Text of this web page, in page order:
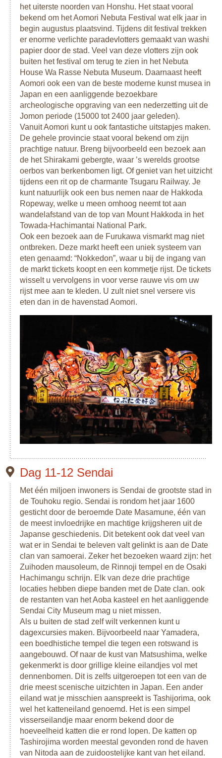
het uiterste noorden van Honshu. Het staat vooral
bekend om het Aomori Nebuta Festival wat elk jaar in
begin augustus plaatsvind. Tijdens dit festival trekken
er enorme verlichte paradevlotters gemaakt van washi
papier door de stad. Veel van deze vlotters zijn ook
buiten het festival om terug te zien in het Nebuta
House Wa Rasse Nebuta Museum. Daarnaast heeft
Aomori ook een van de beste moderne kunst musea in
Japan en een aanliggende bezoekbare
archeologische opgraving van een nederzetting uit de
Jomon periode (15000 tot 2400 jaar geleden).
Vanuit Aomori kunt u ook fantastiche uitstapjes maken.
De gehele provincie staat vooral bekend om zijn
prachtige natuur. Breng bijvoorbeeld een bezoek aan
de het Shirakami gebergte, waar ’s werelds grootse
oerbos van berkenbomen ligt. Of geniet van het uitzicht
tijdens een rit op de charmante Tsugaru Railway. Je
kunt natuurlijk ook een bus nemen naar de Hakkoda
Ropeway, welke u meen omhoog neemt tot aan
wandelafstand van de top van Mount Hakkoda in het
Towada-Hachimantai National Park.
Ook een bezoek aan de Furukawa vismarkt mag niet
ontbreken. Deze markt heeft een uniek systeem van
eten genaamd: “Nokkedon”, waar u bij de ingang van
de markt tickets koopt en een kommetje rijst. De tickets
wisselt u vervolgens in voor verse rauwe vis om uw
rijst mee aan te kleden. U zult niet snel versere vis
eten dan in de havenstad Aomori.
Dag 11-12 Sendai
Met één miljoen inwoners is Sendai de grootste stad in
de Touhoku regio. Sendai is rondom het jaar 1600
gesticht door de beroemde Date Masamune, één van
de meest invloedrijke en machtige krijgsheren uit de
Japanse geschiedenis. Dit betekent ook dat veel van
wat er in Sendai te beleven valt gelinkt is aan de Date
clan van samoerai. Zeker het bezoeken waard zijn: het
Zuihoden mausoleum, de Rinnoji tempel en de Osaki
Hachimangu schrijn. Elk van deze drie prachtige
locaties hebben diepe banden met de Date clan. ook
de restanten van het Aoba kasteel en het aanliggende
Sendai City Museum mag u niet missen.
Als u buiten de stad zelf wilt verkennen kunt u
dagexcursies maken. Bijvoorbeeld naar Yamadera,
een boedhistiche tempel die tegen een rotswand is
aangebouwd. Of naar de kust van Matsushima, welke
gekenmerkt is door grillige kleine eilandjes vol met
dennenbomen. Dit is zelfs uitgeroepen tot een van de
drie meest scenische uitzichten in Japan. Een ander
eiland wat je misschien aanspreekt is Tashijorima, ook
wel het katteneiland genoemd. Het is een simpel
visserseilandje maar enorm bekend door de
hoeveelheid katten die er rond lopen. De katten op
Tashirojima worden meestal gevonden rond de haven
van Nitoda aan de zuidoostelijke kant van het eiland.